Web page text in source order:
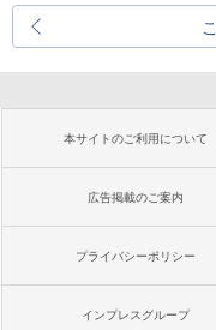
本サイトのご利用について
広告掲載のご案内
プライバシーポリシー
インプレスグループ